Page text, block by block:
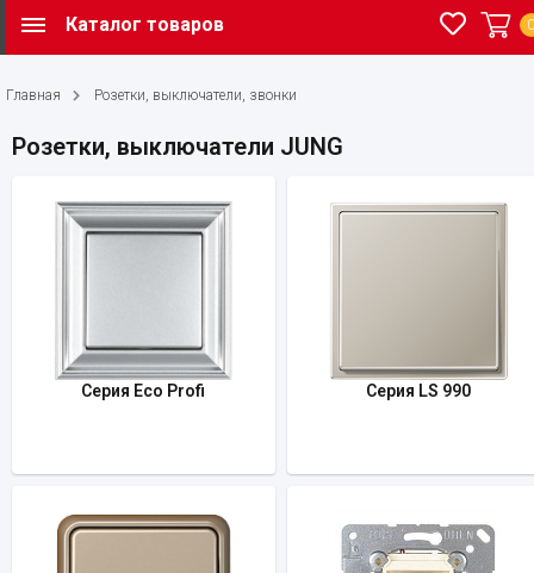
Каталог товаров
Главная Розетки, выключатели, звонки
Розетки, выключатели JUNG
Серия Eco Profi Серия LS 990